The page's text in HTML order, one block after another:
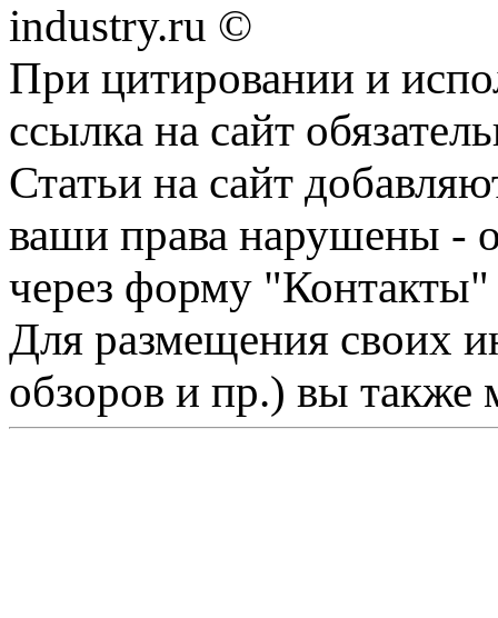
industry.ru ©
При цитировании и
ссылка на сайт
Статьи на сайт
ваши права нарушены -
через форму "Контакты"
Для размещения своих
обзоров и пр.) вы также